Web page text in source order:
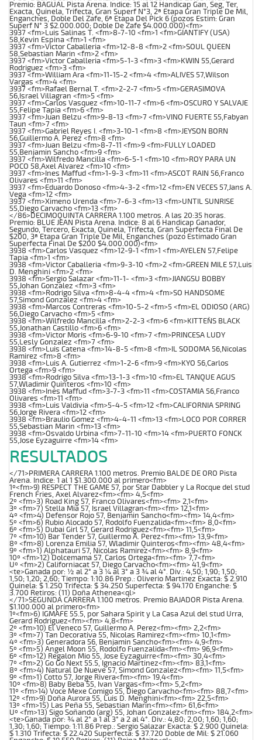
Premio: BAGUAL Pista Arena. Indice: 15 al 12 Handicap Gan, Seg, Ter,
Exacta, Quinela, Trifecta, Gran Superf N°3, 2ª Etapa Gran Triple De Mil,
Enganches, Doble Del Zafe, 6ª Etapa Del Pick 6 (pozos Estim: Gran
Superf N° 3 $2.000.000; Doble De Zafe $4.000.000)<fm>
3937 <fm>Luis Salinas T. <fm>8-7-10 <fm>1 <fm>GIANTIFY (USA)
58,Kevin Espina <fm>1 <fm>
3937 <fm>Victor Caballeria <fm>12-8-8 <fm>2 <fm>SOUL QUEEN
58,Sebastian Marin <fm>2 <fm>
3937 <fm>Victor Caballeria <fm>5-1-3 <fm>3 <fm>KWIN 55,Gerard
Rodriguez <fm>3 <fm>
3937 <fm>William Ara <fm>11-15-2 <fm>4 <fm>ALIVES 57,Wilson
Vargas <fm>4 <fm>
3937 <fm>Rafael Bernal T. <fm>2-2-7 <fm>5 <fm>GERASIMOVA
56,Israel Villagran <fm>5 <fm>
3937 <fm>Carlos Vasquez <fm>10-11-7 <fm>6 <fm>OSCURO Y SALVAJE
55,Felipe Tapia <fm>6 <fm>
3937 <fm>Juan Belzu <fm>9-8-13 <fm>7 <fm>VINO FUERTE 55,Fabyan
Taun <fm>7 <fm>
3937 <fm>Gabriel Reyes I. <fm>3-10-1 <fm>8 <fm>JEYSON BORN
56,Guillermo A. Perez <fm>8 <fm>
3937 <fm>Juan Belzu <fm>8-7-11 <fm>9 <fm>FULLY LOADED
55,Benjamin Sancho <fm>9 <fm>
3937 <fm>Wilfredo Mancilla <fm>6-5-1 <fm>10 <fm>ROY PARA UN
POCO 58,Axel Alvarez <fm>10 <fm>
3937 <fm>Ines Maffud <fm>1-9-3 <fm>11 <fm>ASCOT RAIN 56,Franco
Olivares <fm>11 <fm>
3937 <fm>Eduardo Donoso <fm>4-3-2 <fm>12 <fm>EN VECES 57,Jans A.
Vega <fm>12 <fm>
3937 <fm>Ximeno Urenda <fm>7-6-3 <fm>13 <fm>UNTIL SUNRISE
55,Diego Carvacho <fm>13 <fm>
</86>DECIMOQUINTA CARRERA 1.100 metros. A las 20:35 horas.
Premio: BLUE JEAN Pista Arena. Indice: 8 al 6 Handicap Ganador,
Segundo, Tercero, Exacta, Quinela, Trifecta, Gran Superfecta Final De
$200, 3ª Etapa Gran Triple De Mil, Enganches (pozo Estimado Gran
Superfecta Final De $200 $4.000.000)<fm>
3938 <fm>Carlos Vasquez <fm>12-9-1 <fm>1 <fm>AYELEN 57,Felipe
Tapia <fm>1 <fm>
3938 <fm>Victor Caballeria <fm>9-3-10 <fm>2 <fm>GREEN MILE 57,Luis
D. Menghini <fm>2 <fm>
3938 <fm>Sergio Salazar <fm>11-1- <fm>3 <fm>JIANGSU BOBBY
55,Johan Gonzalez <fm>3 <fm>
3938 <fm>Rodrigo Silva <fm>8-4-4 <fm>4 <fm>SO HANDSOME
57,Simond Gonzalez <fm>4 <fm>
3938 <fm>Marcos Contreras <fm>10-5-2 <fm>5 <fm>EL ODIOSO (ARG)
56,Diego Carvacho <fm>5 <fm>
3938 <fm>Wilfredo Mancilla <fm>2-2-3 <fm>6 <fm>KITTEN`S BLACK
55,Jonathan Castillo <fm>6 <fm>
3938 <fm>Victor Moris <fm>6-9-10 <fm>7 <fm>PRINCESA LUDY
55,Lesly Gonzalez <fm>7 <fm>
3938 <fm>Luis Catena <fm>14-8-5 <fm>8 <fm>IL SODOMA 56,Nicolas
Ramirez <fm>8 <fm>
3938 <fm>Luis A. Gutierrez <fm>1-2-6 <fm>9 <fm>KYO 56,Carlos
Ortega <fm>9 <fm>
3938 <fm>Rodrigo Silva <fm>13-1-3 <fm>10 <fm>EL TANQUE AGUS
57,Wladimir Quinteros <fm>10 <fm>
3938 <fm>Ines Maffud <fm>3-7-3 <fm>11 <fm>COSTAMIA 56,Franco
Olivares <fm>11 <fm>
3938 <fm>Luis Valdivia <fm>5-4-5 <fm>12 <fm>CALIFORNIA SPRING
56,Jorge Rivera <fm>12 <fm>
3938 <fm>Braulio Gomez <fm>4-4-11 <fm>13 <fm>LOCO POR CORRER
55,Sebastian Marin <fm>13 <fm>
3938 <fm>Osvaldo Urbina <fm>7-11-10 <fm>14 <fm>PUERTO FONCK
55,Jose Eyzaguirre <fm>14 <fm>
RESULTADOS
</71>PRIMERA CARRERA 1.100 metros. Premio BALDE DE ORO Pista
Arena. Indice: 1 al 1 $1.300.000 al primero<fm>
1º<fm>9) RESPECT THE GAME 57, por Star Dabbler y La Rocque del stud
French Fries, Axel Alvarez<fm><fm> 4,5<fm>
2º <fm>3) Road King 57, Franco Olivares<fm><fm> 2,1<fm>
3º <fm>7) Stella Mia 57, Israel Villagran<fm><fm> 12,1<fm>
4º <fm>4) Defensor Rojo 57, Benjamin Sancho<fm><fm> 14,4<fm>
5º <fm>6) Rubio Alocado 57, Rodolfo Fuenzalida<fm><fm> 8,0<fm>
6º <fm>5) Dubai Girl 57, Gerard Rodriguez<fm><fm> 11,5<fm>
7º <fm>10) Bar Tender 57, Guillermo A. Perez<fm><fm> 13,9<fm>
8º <fm>8) Lorenza Emilia 57, Wladimir Quinteros<fm><fm> 48,4<fm>
9º <fm>1) Alphatauri 57, Nicolas Ramirez<fm><fm> 8,9<fm>
10º <fm>12) Dolcemama 57, Carlos Ortega<fm><fm> 7,7<fm>
Uº <fm>2) Californiacat 57, Diego Carvacho<fm><fm> 41,9<fm>
<te>Ganada por: ½ al 2° a 3 ¼ al 3° a 3 ¾ al 4°. Div.: 4,50; 1,90; 1,50;
1,50; 1,20; 2,60; Tiempo: 1:10.86 Prep.: Oliverio Martinez Exacta: $ 2.910
Quinela: $ 1.250 Trifecta: $ 34.250 Superfecta: $ 94.170 Enganche: $
3.700 Retiros: (11) Doña Athenea<ql>
</71>SEGUNDA CARRERA 1.100 metros. Premio BAJADOR Pista Arena.
$1.100.000 al primero<fm>
1º<fm>6) IGMAFE 55.5, por Sahara Spirit y La Casa Azul del stud Urra,
Gerard Rodriguez<fm><fm> 4,8<fm>
2º <fm>10) El Veneco 57, Guillermo A. Perez<fm><fm> 2,2<fm>
3º <fm>7) Tan Decorativa 55, Nicolas Ramirez<fm><fm> 10,1<fm>
4º <fm>3) Generadora 56, Benjamin Sancho<fm><fm> 4,9<fm>
5º <fm>5) Angel Moon 55, Rodolfo Fuenzalida<fm><fm> 96,9<fm>
6º <fm>12) Regalon Mio 55, Jose Eyzaguirre<fm><fm> 30,4<fm>
7º <fm>2) Go Go Next 55.5, Ignacio Martinez<fm><fm> 83,1<fm>
8º <fm>4) Natural De Nueve 57, Simond Gonzalez<fm><fm> 11,5<fm>
9º <fm>1) Cotto 57, Jorge Rivera<fm><fm> 19,4<fm>
10º <fm>8) Baby Beba 55, Ivan Vargas<fm><fm> 5,2<fm>
11º <fm>14) Voce Mexe Comigo 55, Diego Carvacho<fm><fm> 88,7<fm>
12º <fm>9) Doña Aurora 55, Luis D. Menghini<fm><fm> 22,5<fm>
13º <fm>15) Las Peña 55, Sebastian Marin<fm><fm> 61,6<fm>
Uº <fm>13) Sigo Soñando (arg) 55, Johan Gonzalez<fm><fm> 184,2<fm>
<te>Ganada por: ¾ al 2° a 1 al 3° a 2 al 4°. Div.: 4,80; 2,00; 1,60; 1,60;
1,30; 1,60; Tiempo: 1:11.86 Prep.: Sergio Salazar Exacta: $ 2.900 Quinela:
$ 1.310 Trifecta: $ 22.420 Superfecta: $ 37.720 Doble de Mil: $ 21.060